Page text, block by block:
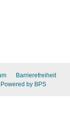
Barrierefreiheit
Powered by BPS